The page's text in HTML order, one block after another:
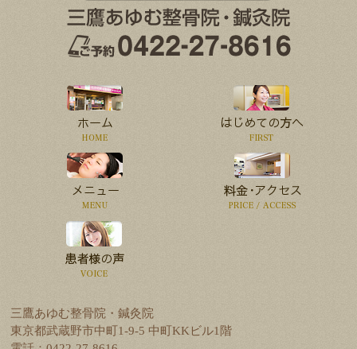
三鷹あゆむ整骨院・鍼灸院
東京都武蔵野市中町1-9-5 中町KKビル1階